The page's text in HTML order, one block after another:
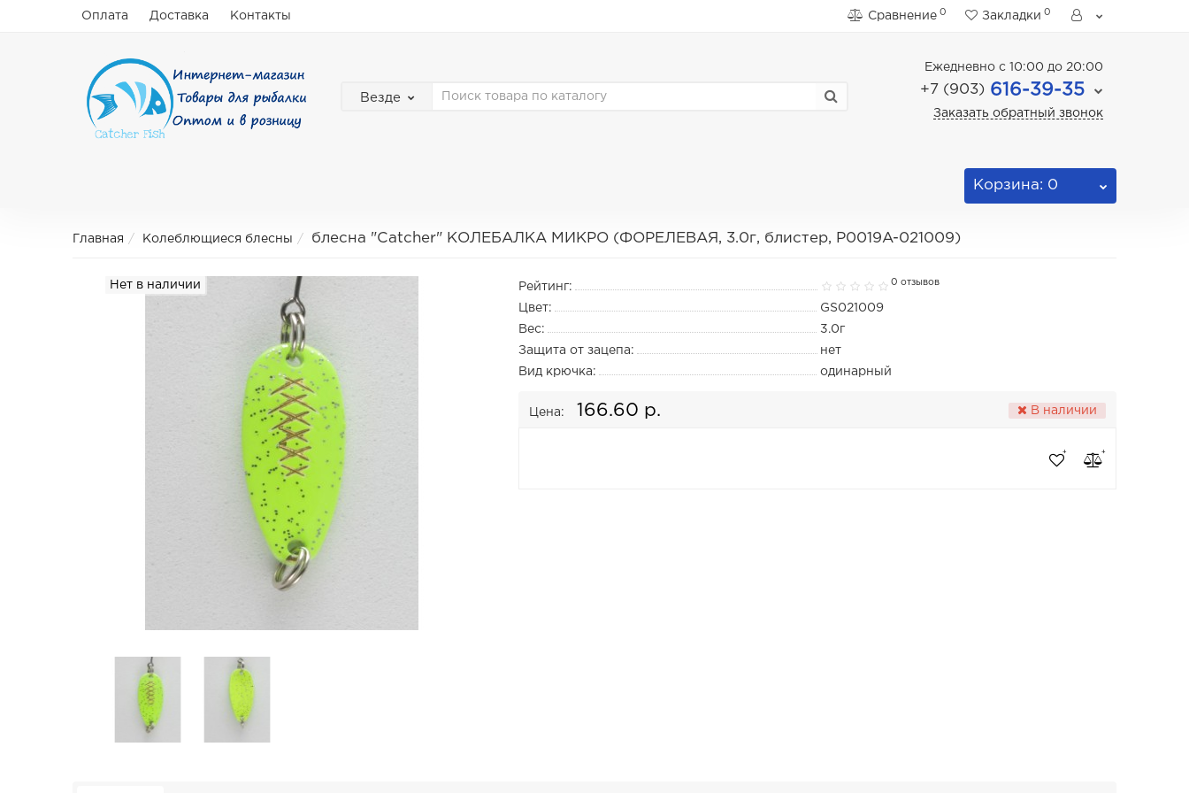
Оплата Доставка Контакты Сравнение 0 Закладки 0
Везде
Ежедневно с 10:00 до 20:00
+7 (903)616-39-35
Заказать обратный звонок
Корзина: 0
Главная Колеблющиеся блесны блесна "Catcher" КОЛЕБАЛКА МИКРО (ФОРЕЛЕВАЯ, 3.0г, блистер, P0019A-021009)
Нет в наличии Рейтинг: 0 отзывов
Цвет:
GS021009
Вес:
3.0г
Защита от зацепа:
нет
Вид крючка:
одинарный
Цена: 166.60 р. В наличии